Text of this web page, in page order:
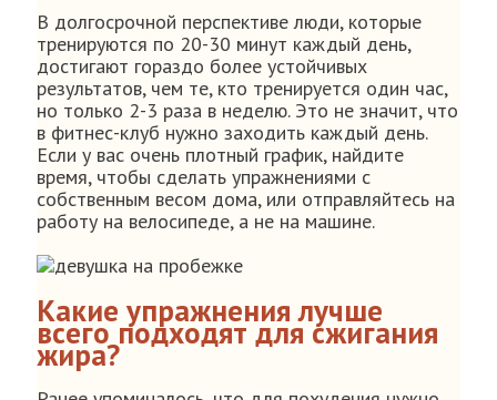
В долгосрочной перспективе люди, которые
тренируются по 20-30 минут каждый день,
достигают гораздо более устойчивых
результатов, чем те, кто тренируется один час,
но только 2-3 раза в неделю. Это не значит, что
в фитнес-клуб нужно заходить каждый день.
Если у вас очень плотный график, найдите
время, чтобы сделать упражнениями с
собственным весом дома, или отправляйтесь на
работу на велосипеде, а не на машине.
Какие упражнения лучше
всего подходят для сжигания
жира?